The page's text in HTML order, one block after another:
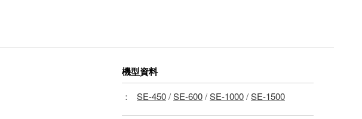
機型資料
： SE-450/SE-600/SE-1000/SE-1500